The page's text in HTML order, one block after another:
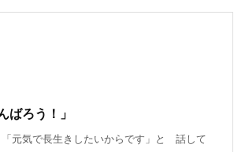
ばろう！」
元気で長生きしたいからです」と 話して